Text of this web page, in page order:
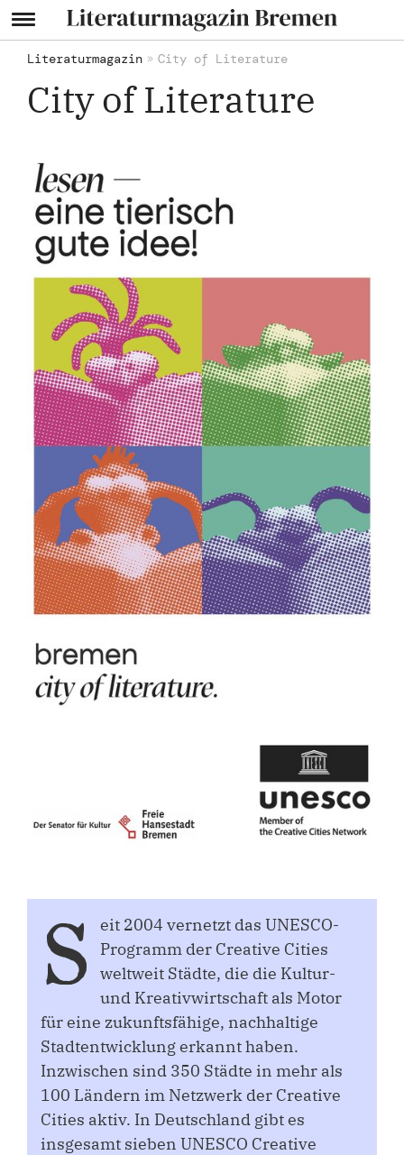
Literaturmagazin City of Literature
City of Literature
S
eit 2004 vernetzt das UNESCO-
Programm der Creative Cities
weltweit Städte, die die Kultur-
und Kreativwirtschaft als Motor
für eine zukunftsfähige, nachhaltige
Stadtentwicklung erkannt haben.
Inzwischen sind 350 Städte in mehr als
100 Ländern im Netzwerk der Creative
Cities aktiv. In Deutschland gibt es
insgesamt sieben UNESCO Creative